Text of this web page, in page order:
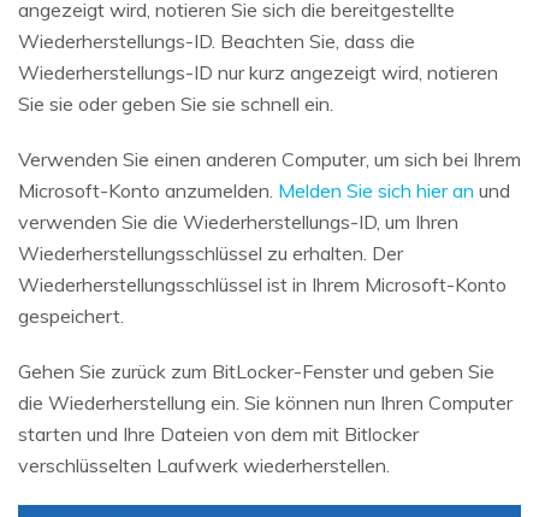
angezeigt wird, notieren Sie sich die bereitgestellte
Wiederherstellungs-ID. Beachten Sie, dass die
Wiederherstellungs-ID nur kurz angezeigt wird, notieren
Sie sie oder geben Sie sie schnell ein.
Verwenden Sie einen anderen Computer, um sich bei Ihrem
Microsoft-Konto anzumelden. Melden Sie sich hier an und
verwenden Sie die Wiederherstellungs-ID, um Ihren
Wiederherstellungsschlüssel zu erhalten. Der
Wiederherstellungsschlüssel ist in Ihrem Microsoft-Konto
gespeichert.
Gehen Sie zurück zum BitLocker-Fenster und geben Sie
die Wiederherstellung ein. Sie können nun Ihren Computer
starten und Ihre Dateien von dem mit Bitlocker
verschlüsselten Laufwerk wiederherstellen.